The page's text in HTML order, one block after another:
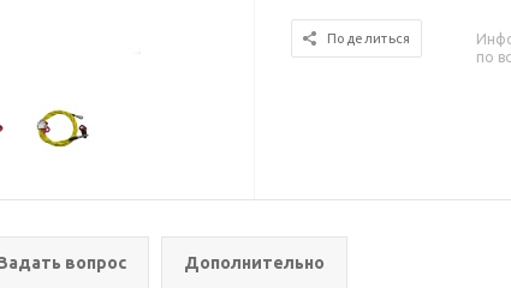
Поделиться
по
вопрос Дополнительно